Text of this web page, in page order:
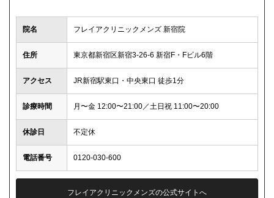
院名 フレイアクリニックメンズ 新宿院
住所 東京都新宿区新宿3-26-6 新宿F・Fビル6階
アクセス JR新宿駅東口・中央東口 徒歩1分
診療時間 月〜金 12:00〜21:00／土日祝 11:00〜20:00
休診日 不定休
電話番号 0120-030-600
フレイアクリニックメンズの公式サイトへ